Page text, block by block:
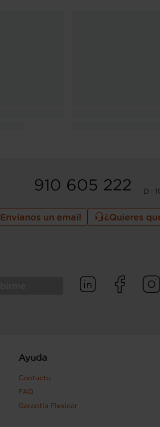
910 605 222
D :
Envíanos un email ¿Quieres
Ayuda
Contacto
FAQ
Garantía Flexicar